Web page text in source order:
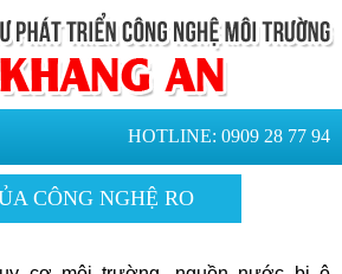
HOTLINE: 0909 28 77 94
CÔNG NGHỆ RO